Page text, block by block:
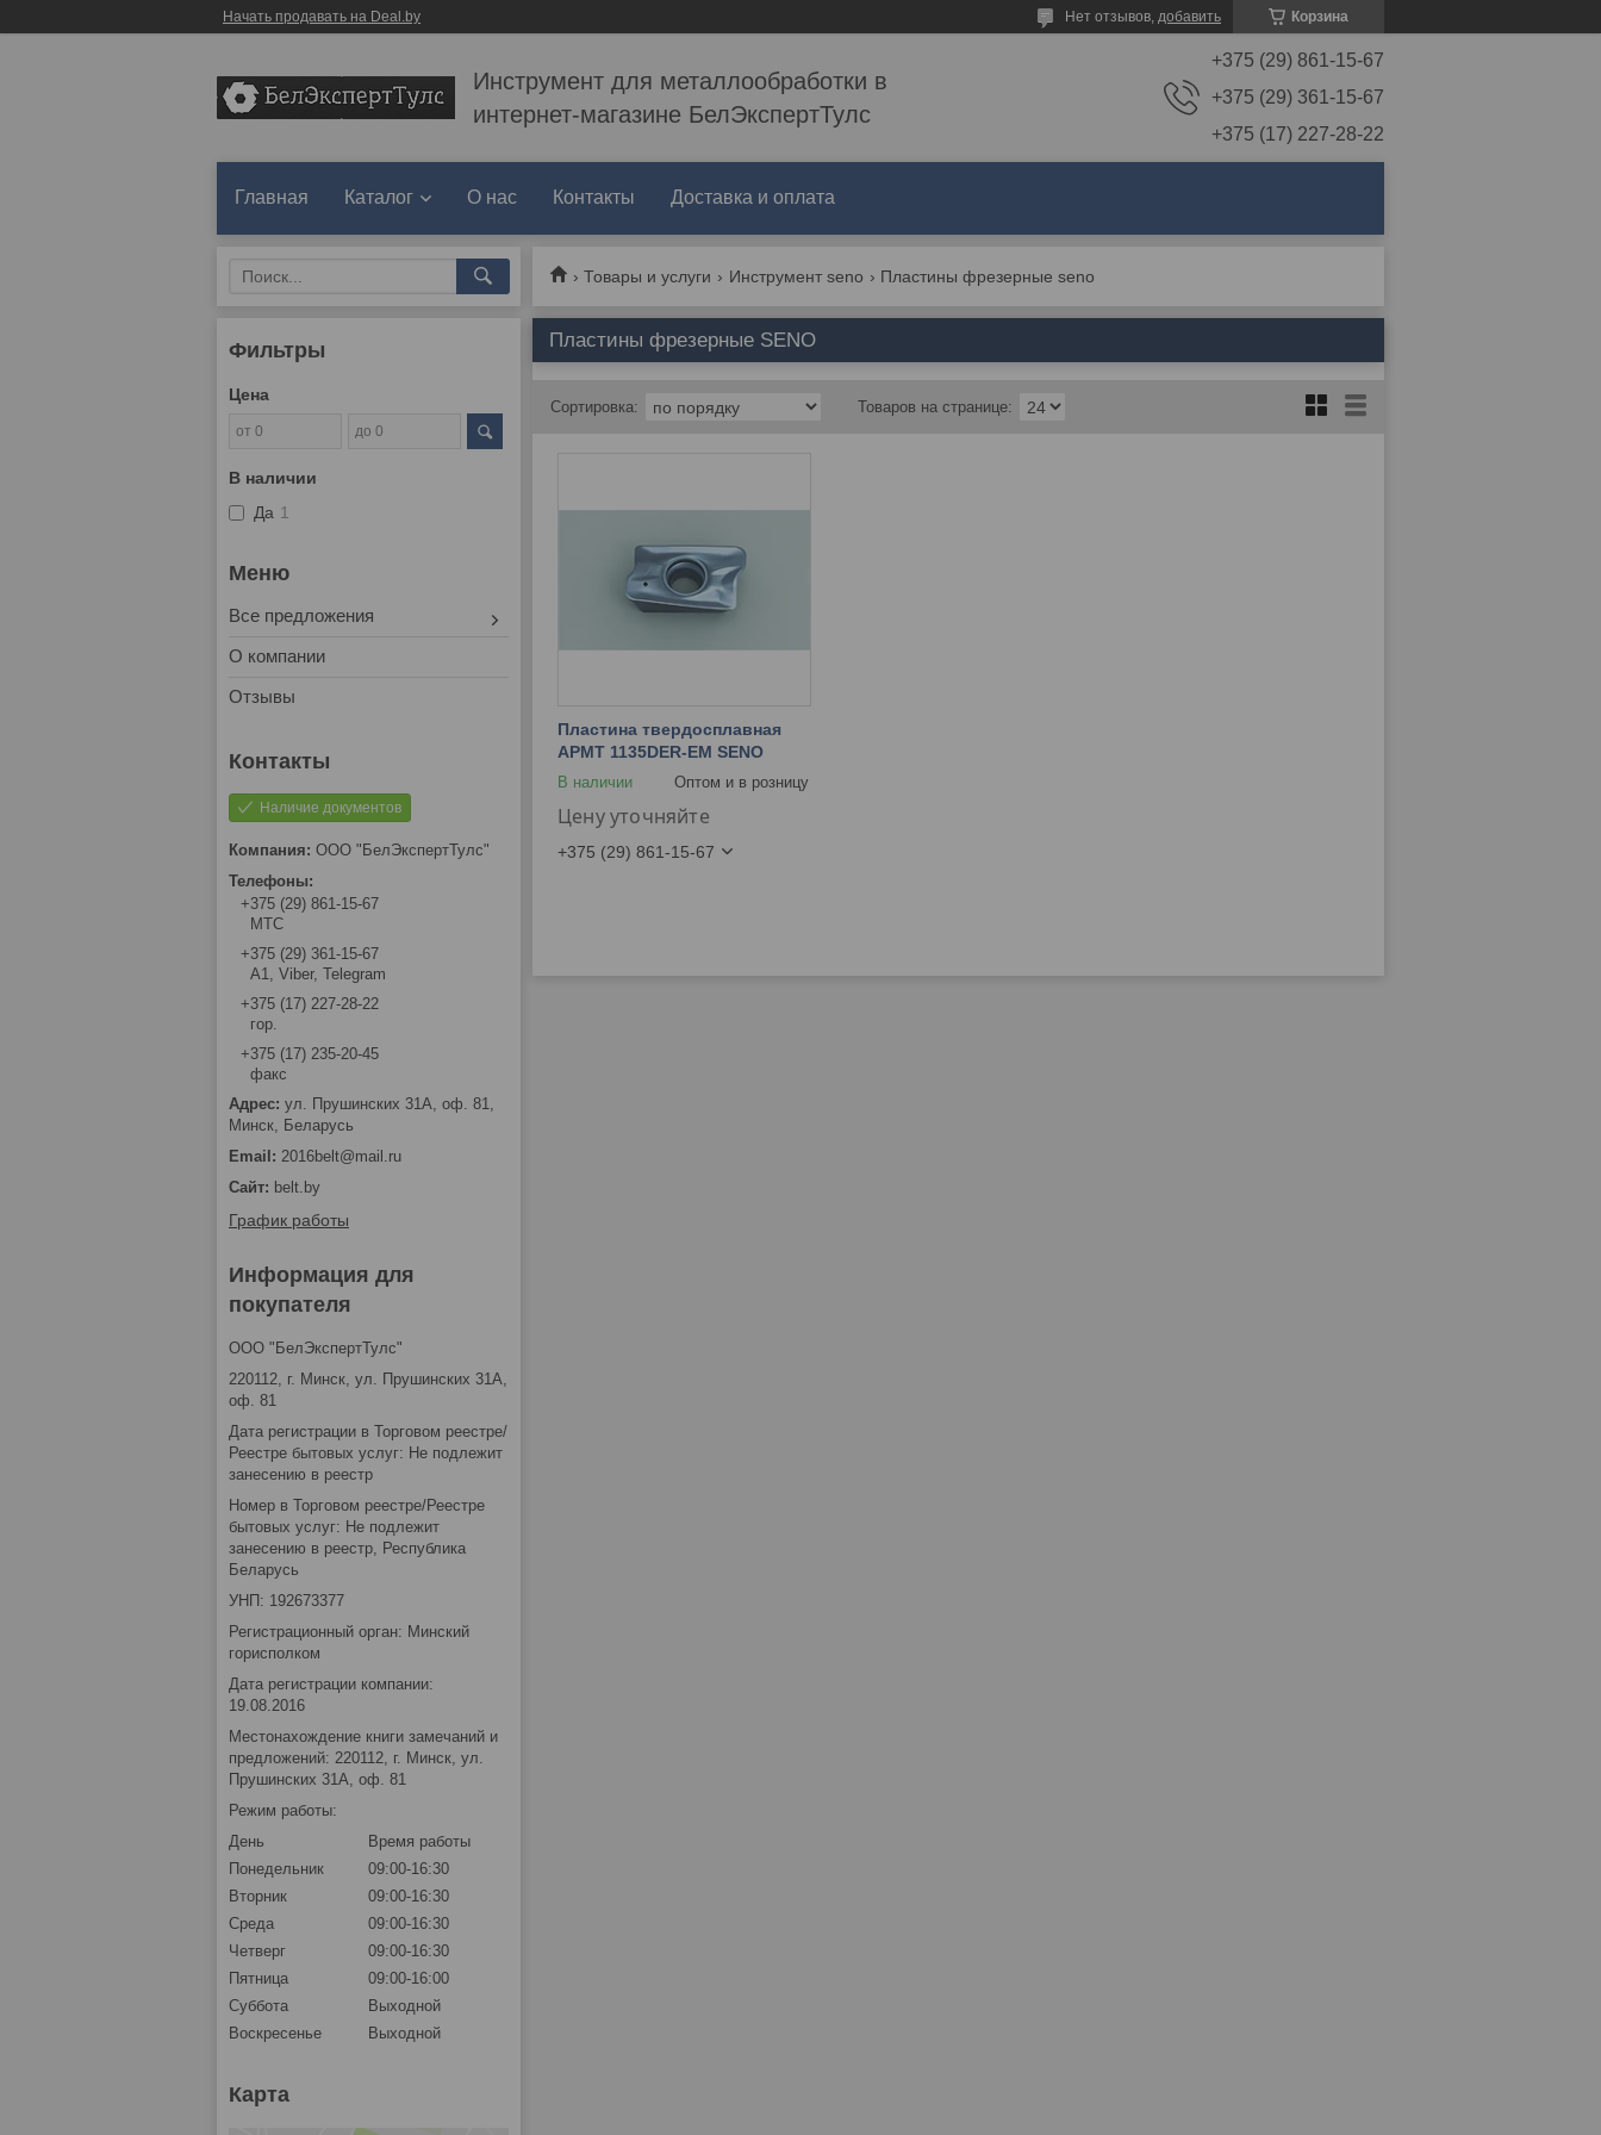
Начать продавать на Deal.by Корзина
Нет отзывов, добавить
Инструмент для металлообработки в
интернет-магазине БелЭкспертТулс
+375 (29) 861-15-67
+375 (29) 361-15-67
+375 (17) 227-28-22
Главная Каталог О нас Контакты Доставка и оплата
Товары и услуги Инструмент seno Пластины фрезерные seno
Пластины фрезерные SENO
Пластина твердосплавная
APMT 1135DER-EM SENO
В наличии Оптом и в розницу
Цену уточняйте
+375 (29) 861-15-67
Фильтры
Цена
В наличии
Да 1
Все предложения
О компании
Отзывы
Наличие документов
ООО "БелЭкспертТулс"
+375 (29) 861-15-67
МТС
+375 (29) 361-15-67
А1, Viber, Telegram
+375 (17) 227-28-22
гор.
+375 (17) 235-20-45
факс
ул. Прушинских 31А, оф. 81,
Минск, Беларусь
2016belt@mail.ru
belt.by
График работы
Информация для
покупателя
ООО "БелЭкспертТулс"
220112, г. Минск, ул. Прушинских 31А,
оф. 81
Дата регистрации в Торговом реестре/
Реестре бытовых услуг: Не подлежит
занесению в реестр
Номер в Торговом реестре/Реестре
бытовых услуг: Не подлежит
занесению в реестр, Республика
Беларусь
УНП: 192673377
Регистрационный орган: Минский
горисполком
Дата регистрации компании:
19.08.2016
Местонахождение книги замечаний и
предложений: 220112, г. Минск, ул.
Прушинских 31А, оф. 81
Режим работы:
День
Время работы
Понедельник
09:00-16:30
Вторник
09:00-16:30
Среда
09:00-16:30
Четверг
09:00-16:30
Пятница
09:00-16:00
Суббота
Выходной
Воскресенье
Выходной
Карта